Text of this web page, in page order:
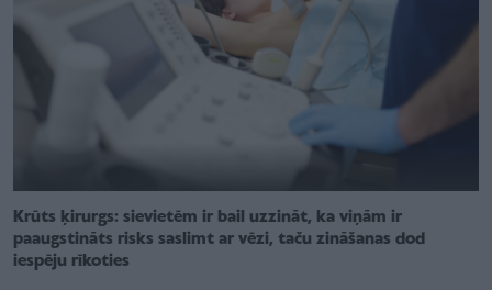
Krūts ķirurgs: sievietēm ir bail uzzināt, ka viņām ir
paaugstināts risks saslimt ar vēzi, taču zināšanas dod
iespēju rīkoties